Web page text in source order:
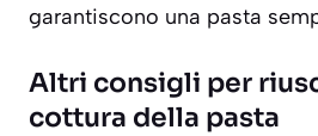
garantiscono una pasta
Altri consigli per
cottura della pasta